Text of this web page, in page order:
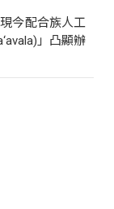
今配合族人工
」凸顯辦